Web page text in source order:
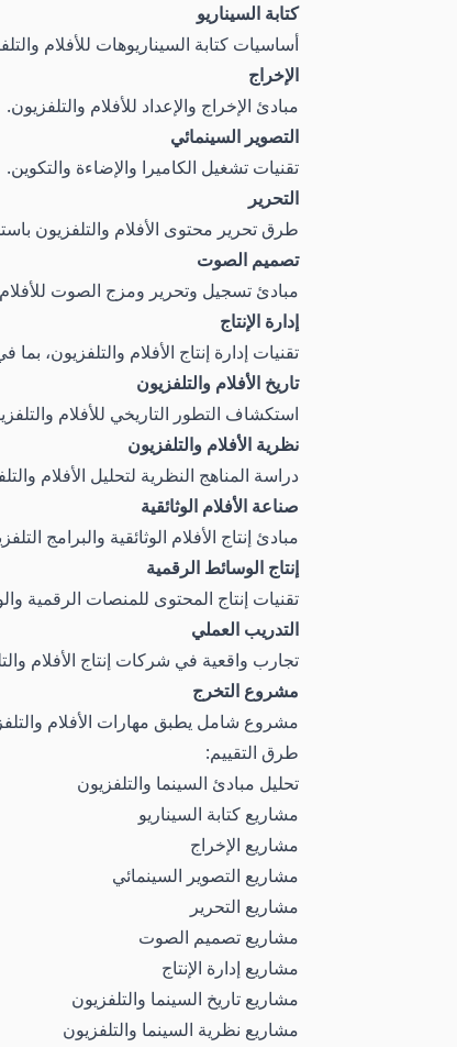
كتابة السيناريو
أساسيات كتابة السيناريوهات للأفلام
الإخراج
مبادئ الإخراج والإعداد للأفلام والتلفزيون.
التصوير السينمائي
تقنيات تشغيل الكاميرا والإضاءة والتكوين.
التحرير
طرق تحرير محتوى الأفلام والتلفزيون
تصميم الصوت
مبادئ تسجيل وتحرير ومزج الصوت للأفلام
إدارة الإنتاج
تقنيات إدارة إنتاج الأفلام والتلفزيون،
تاريخ الأفلام والتلفزيون
استكشاف التطور التاريخي للأفلام
نظرية الأفلام والتلفزيون
دراسة المناهج النظرية لتحليل الأفلام
صناعة الأفلام الوثائقية
مبادئ إنتاج الأفلام الوثائقية والبرامج
إنتاج الوسائط الرقمية
تقنيات إنتاج المحتوى للمنصات الرقمية
التدريب العملي
تجارب واقعية في شركات إنتاج الأفلام
مشروع التخرج
مشروع شامل يطبق مهارات الأفلام
طرق التقييم:
تحليل مبادئ السينما والتلفزيون
مشاريع كتابة السيناريو
مشاريع الإخراج
مشاريع التصوير السينمائي
مشاريع التحرير
مشاريع تصميم الصوت
مشاريع إدارة الإنتاج
مشاريع تاريخ السينما والتلفزيون
مشاريع نظرية السينما والتلفزيون